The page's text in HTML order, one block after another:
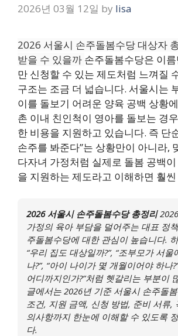
2026년 03월 12일 by lisa
2026 서울시 손주돌봄수당 대상자
받을 수 있을까 손주돌봄수당은 이
만 신청할 수 있는 제도처럼 느껴질
구조는 조금 더 넓습니다. 서울시는
이를 돌보기 어려운 양육 공백 상황
촌 이내 친인척이 영아를 돌보는 경
한 비용을 지원하고 있습니다. 즉 단
손주를 봐준다”는 상황만이 아니라,
다자녀 가정처럼 실제로 돌봄 공백
을 지원하는 제도라고 이해하면 훨
2026 서울시 손주돌봄수당 총정리
가정의 육아 부담을 덜어주는 대표 정
주돌봄수당에 대한 관심이 높습니다.
“우리 집도 대상일까?”, “조부모가 서
나?”, “아이 나이가 몇 개월이어야 하나
어디까지인가?”처럼 헷갈리는 부분이
글에서는 2026년 기준 서울시 손주돌
조건, 지원 금액, 신청 방법, 준비 서류,
의사항까지 한눈에 이해할 수 있도록
다.